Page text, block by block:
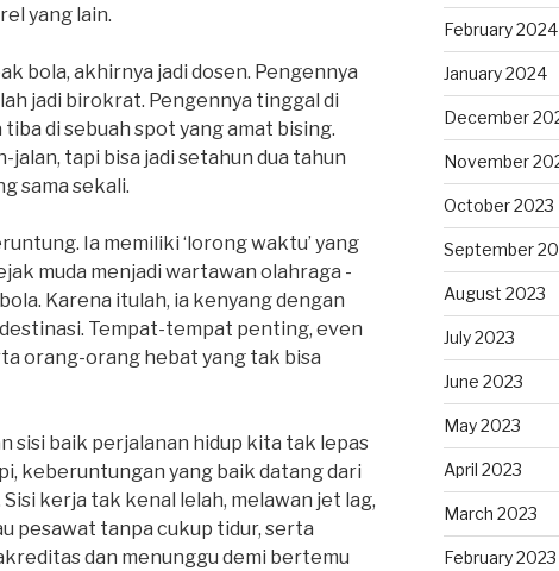
yang lain.
bola, akhirnya jadi dosen. Pengennya
jadi birokrat. Pengennya tinggal di
di sebuah spot yang amat bising.
jalan, tapi bisa jadi setahun dua tahun
sama sekali.
Ia memiliki ‘lorong waktu’ yang
muda menjadi wartawan olahraga -
Karena itulah, ia kenyang dengan
Tempat-tempat penting, even
orang-orang hebat yang tak bisa
sisi baik perjalanan hidup kita tak lepas
keberuntungan yang baik datang dari
kerja tak kenal lelah, melawan jet lag,
pesawat tanpa cukup tidur, serta
dan menunggu demi bertemu
February 2024
January 2024
December
November
October 2023
September
August 2023
July 2023
June 2023
May 2023
April 2023
March 2023
February 2023